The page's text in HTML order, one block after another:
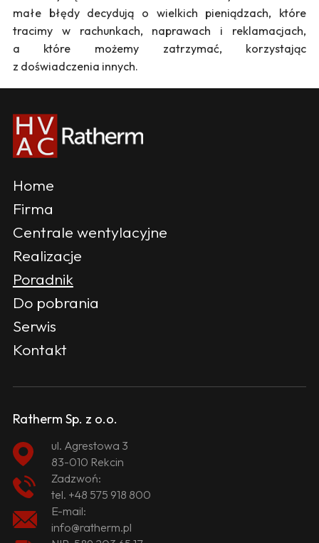
małe błędy decydują o wielkich pieniądzach, które
tracimy w rachunkach, naprawach i reklamacjach,
a które możemy zatrzymać, korzystając
z doświadczenia innych.
Home
Firma
Centrale wentylacyjne
Realizacje
Poradnik
Do pobrania
Serwis
Kontakt
Ratherm Sp. z o.o.
ul. Agrestowa 3
83-010 Rekcin
Zadzwoń:
tel. +48 575 918 800
E-mail:
info@ratherm.pl